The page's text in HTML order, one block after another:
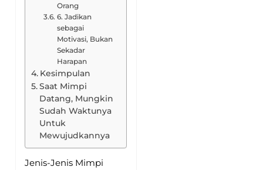
Orang
6. Jadikan
sebagai
Motivasi, Bukan
Sekadar
Harapan
Kesimpulan
Saat Mimpi
Datang, Mungkin
Sudah Waktunya
Untuk
Mewujudkannya
Jenis-Jenis Mimpi